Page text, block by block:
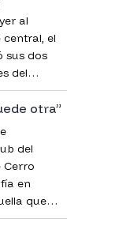
al
el
sus dos
del
otra”
del
Cerro
en
que